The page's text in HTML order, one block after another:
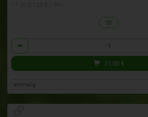
St
Anzahl
21,00 €